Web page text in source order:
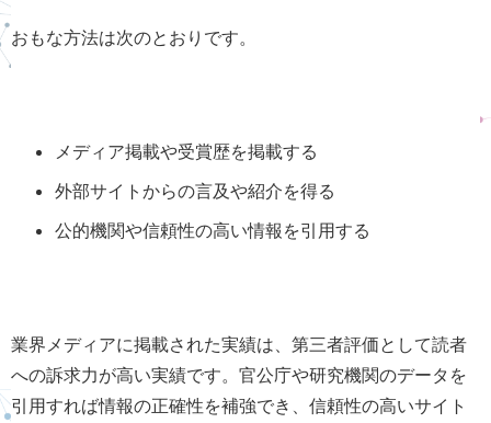
おもな方法は次のとおりです。
メディア掲載や受賞歴を掲載する
外部サイトからの言及や紹介を得る
公的機関や信頼性の高い情報を引用する
業界メディアに掲載された実績は、第三者評価として読者
への訴求力が高い実績です。官公庁や研究機関のデータを
引用すれば情報の正確性を補強でき、信頼性の高いサイト